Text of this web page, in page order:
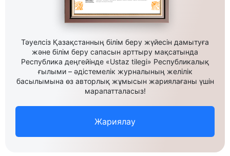
Тәуелсіз Қазақстанның білім беру жүйесін дамытуға
және білім беру сапасын арттыру мақсатында
Республика деңгейінде «Ustaz tilegi» Республикалық
ғылыми – әдістемелік журналының желілік
басылымына өз авторлық жұмысын жариялағаны үшін
марапатталасыз!
Жариялау